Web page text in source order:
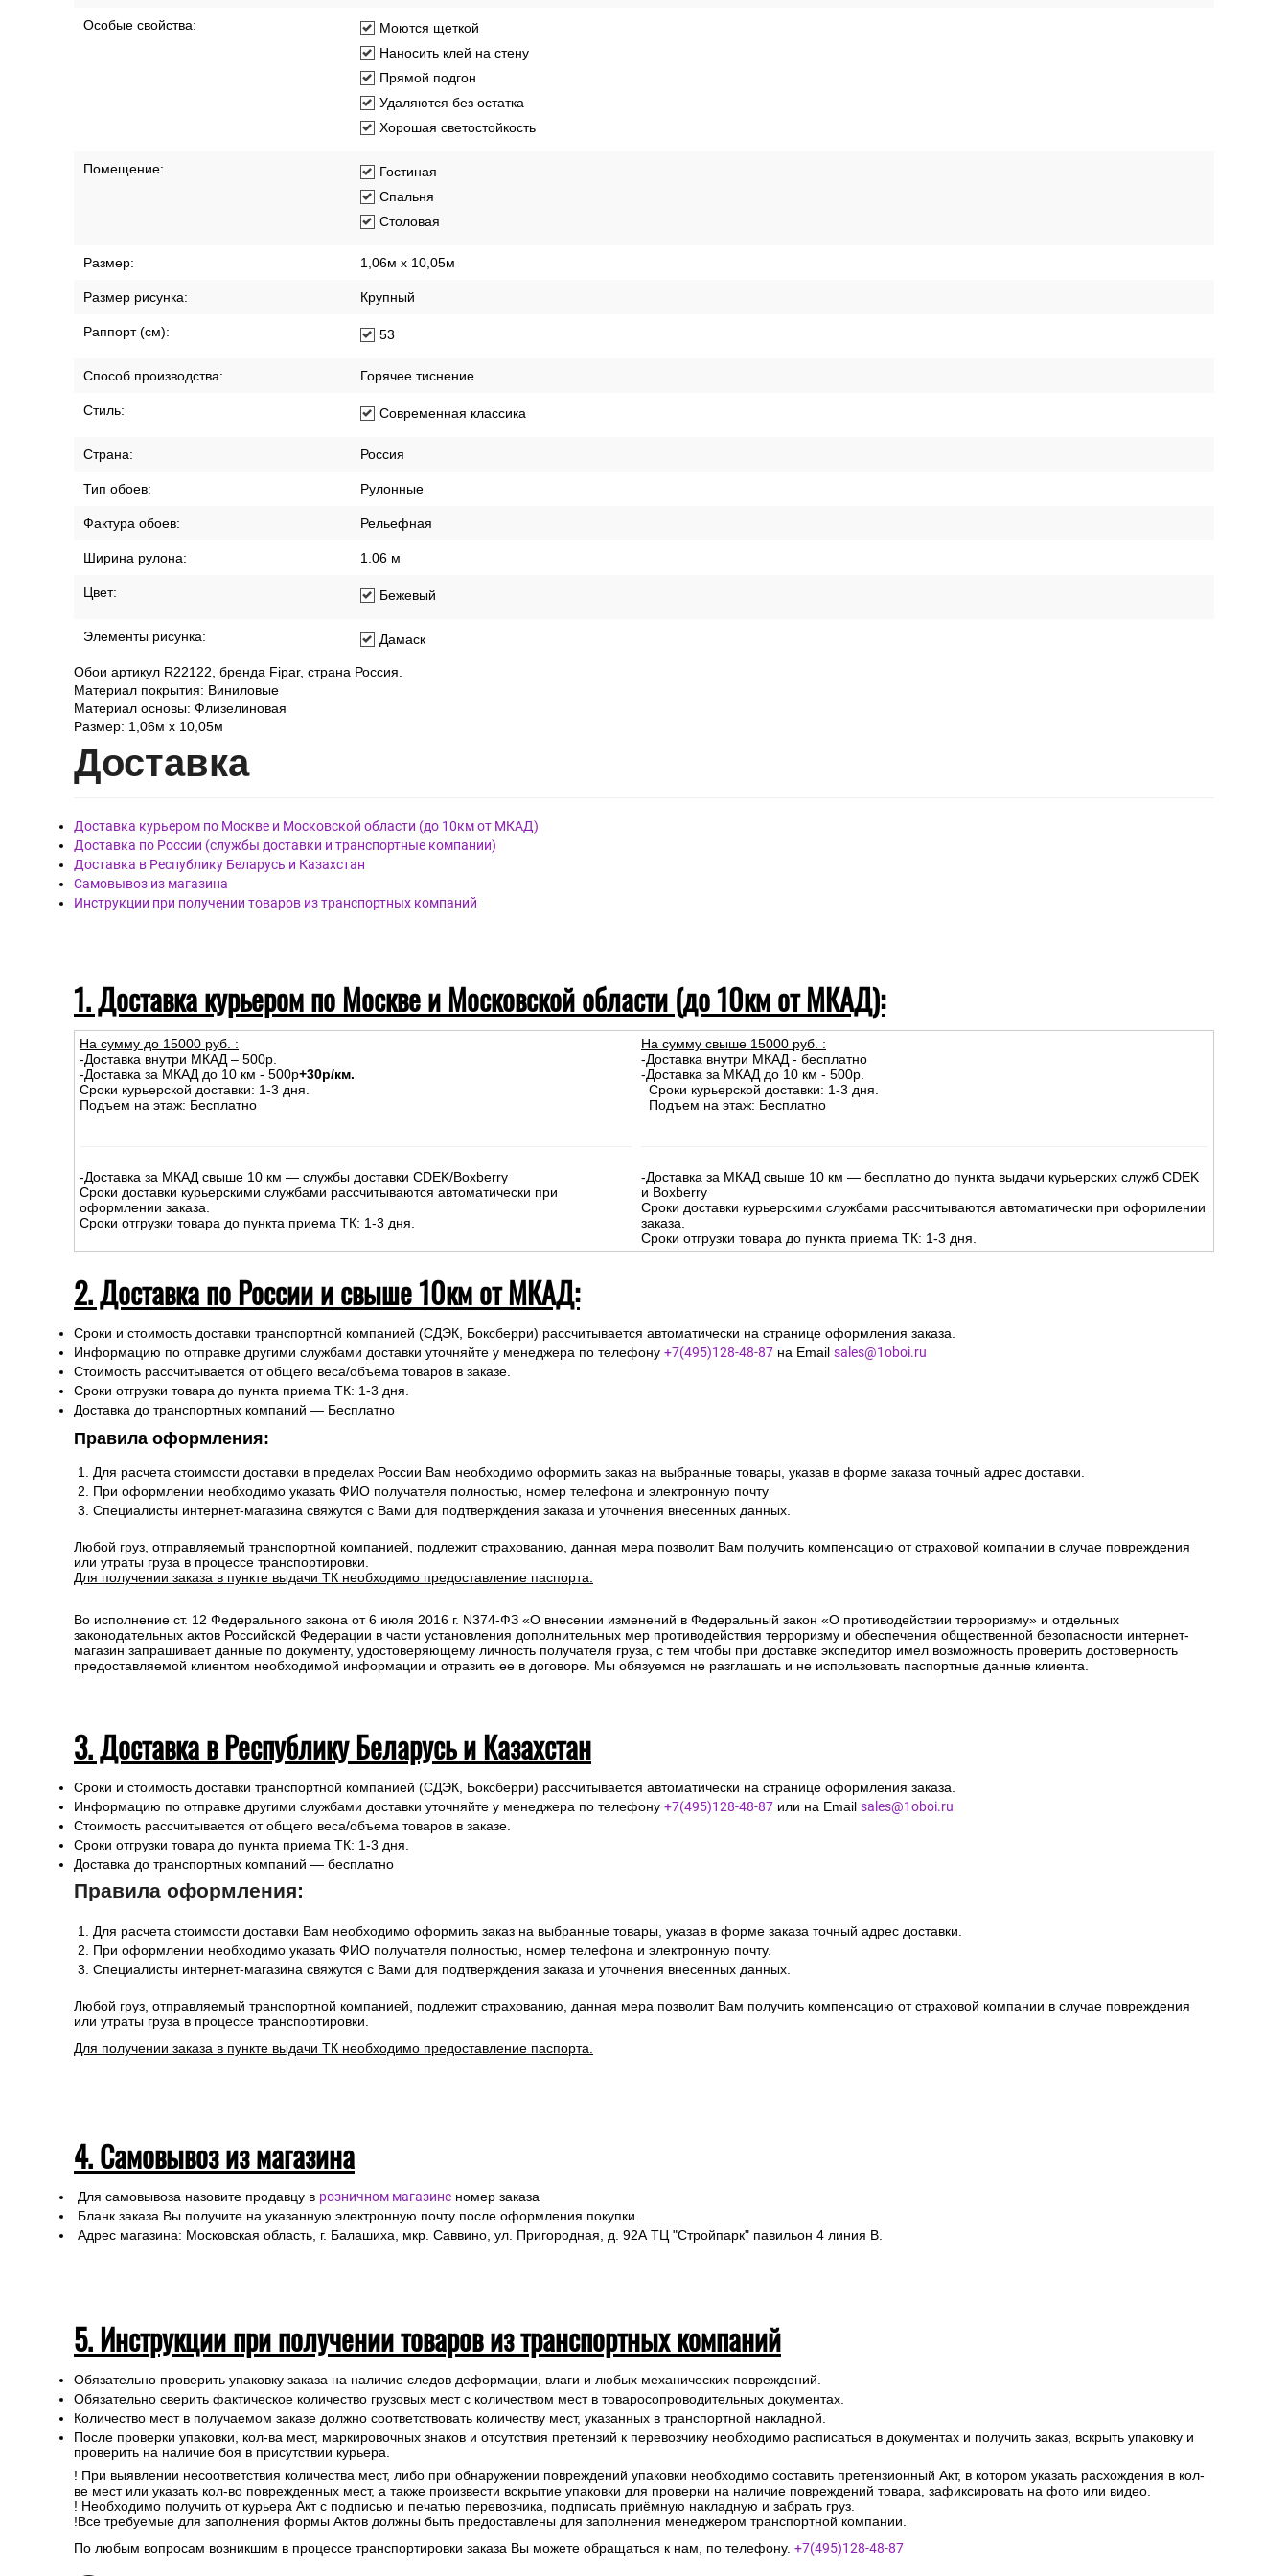
Особые свойства:
Моются щеткой
Наносить клей на стену
Прямой подгон
Удаляются без остатка
Хорошая светостойкость
Помещение:
Гостиная
Спальня
Столовая
Размер: 1,06м х 10,05м
Размер рисунка: Крупный
Раппорт (см): 53
Способ производства: Горячее тиснение
Стиль: Современная классика
Страна: Россия
Тип обоев: Рулонные
Фактура обоев: Рельефная
Ширина рулона: 1.06 м
Цвет: Бежевый
Элементы рисунка: Дамаск
Обои артикул R22122, бренда Fipar, страна Россия.
Материал покрытия: Виниловые
Материал основы: Флизелиновая
Размер: 1,06м х 10,05м
Доставка
Доставка курьером по Москве и Московской области (до 10км от МКАД)
Доставка по России (службы доставки и транспортные компании)
Доставка в Республику Беларусь и Казахстан
Самовывоз из магазина
Инструкции при получении товаров из транспортных компаний
1. Доставка курьером по Москве и Московской области (до 10км от МКАД):
На сумму до 15000 руб. :
-Доставка внутри МКАД – 500р.
-Доставка за МКАД до 10 км - 500р+30р/км.
Сроки курьерской доставки: 1-3 дня.
Подъем на этаж: Бесплатно
-Доставка за МКАД свыше 10 км — службы доставки CDEK/Boxberry
Сроки доставки курьерскими службами рассчитываются автоматически при
оформлении заказа.
Сроки отгрузки товара до пункта приема ТК: 1-3 дня.
На сумму свыше 15000 руб. :
-Доставка внутри МКАД - бесплатно
-Доставка за МКАД до 10 км - 500р.
Сроки курьерской доставки: 1-3 дня.
Подъем на этаж: Бесплатно
-Доставка за МКАД свыше 10 км — бесплатно до пункта выдачи курьерских служб CDEK
и Boxberry
Сроки доставки курьерскими службами рассчитываются автоматически при оформлении
заказа.
Сроки отгрузки товара до пункта приема ТК: 1-3 дня.
2. Доставка по России и свыше 10км от МКАД:
Сроки и стоимость доставки транспортной компанией (СДЭК, Боксберри) рассчитывается автоматически на странице оформления заказа.
Информацию по отправке другими службами доставки уточняйте у менеджера по телефону +7(495)128-48-87 на Email sales@1oboi.ru
Стоимость рассчитывается от общего веса/объема товаров в заказе.
Сроки отгрузки товара до пункта приема ТК: 1-3 дня.
Доставка до транспортных компаний — Бесплатно
Правила оформления:
Для расчета стоимости доставки в пределах России Вам необходимо оформить заказ на выбранные товары, указав в форме заказа точный адрес доставки.
При оформлении необходимо указать ФИО получателя полностью, номер телефона и электронную почту
Специалисты интернет-магазина свяжутся с Вами для подтверждения заказа и уточнения внесенных данных.
Любой груз, отправляемый транспортной компанией, подлежит страхованию, данная мера позволит Вам получить компенсацию от страховой компании в случае повреждения
или утраты груза в процессе транспортировки.
Для получении заказа в пункте выдачи ТК необходимо предоставление паспорта.
Во исполнение ст. 12 Федерального закона от 6 июля 2016 г. N374-ФЗ «О внесении изменений в Федеральный закон «О противодействии терроризму» и отдельных
законодательных актов Российской Федерации в части установления дополнительных мер противодействия терроризму и обеспечения общественной безопасности интернет-
магазин запрашивает данные по документу, удостоверяющему личность получателя груза, с тем чтобы при доставке экспедитор имел возможность проверить достоверность
предоставляемой клиентом необходимой информации и отразить ее в договоре. Мы обязуемся не разглашать и не использовать паспортные данные клиента.
3. Доставка в Республику Беларусь и Казахстан
Сроки и стоимость доставки транспортной компанией (СДЭК, Боксберри) рассчитывается автоматически на странице оформления заказа.
Информацию по отправке другими службами доставки уточняйте у менеджера по телефону +7(495)128-48-87 или на Email sales@1oboi.ru
Стоимость рассчитывается от общего веса/объема товаров в заказе.
Сроки отгрузки товара до пункта приема ТК: 1-3 дня.
Доставка до транспортных компаний — бесплатно
Правила оформления:
Для расчета стоимости доставки Вам необходимо оформить заказ на выбранные товары, указав в форме заказа точный адрес доставки.
При оформлении необходимо указать ФИО получателя полностью, номер телефона и электронную почту.
Специалисты интернет-магазина свяжутся с Вами для подтверждения заказа и уточнения внесенных данных.
Любой груз, отправляемый транспортной компанией, подлежит страхованию, данная мера позволит Вам получить компенсацию от страховой компании в случае повреждения
или утраты груза в процессе транспортировки.
Для получении заказа в пункте выдачи ТК необходимо предоставление паспорта.
4. Самовывоз из магазина
Для самовывоза назовите продавцу в розничном магазине номер заказа
Бланк заказа Вы получите на указанную электронную почту после оформления покупки.
Адрес магазина: Московская область, г. Балашиха, мкр. Саввино, ул. Пригородная, д. 92А ТЦ "Стройпарк" павильон 4 линия В.
5. Инструкции при получении товаров из транспортных компаний
Обязательно проверить упаковку заказа на наличие следов деформации, влаги и любых механических повреждений.
Обязательно сверить фактическое количество грузовых мест с количеством мест в товаросопроводительных документах.
Количество мест в получаемом заказе должно соответствовать количеству мест, указанных в транспортной накладной.
После проверки упаковки, кол-ва мест, маркировочных знаков и отсутствия претензий к перевозчику необходимо расписаться в документах и получить заказ, вскрыть упаковку и
проверить на наличие боя в присутствии курьера.
! При выявлении несоответствия количества мест, либо при обнаружении повреждений упаковки необходимо составить претензионный Акт, в котором указать расхождения в кол-
ве мест или указать кол-во поврежденных мест, а также произвести вскрытие упаковки для проверки на наличие повреждений товара, зафиксировать на фото или видео.
! Необходимо получить от курьера Акт с подписью и печатью перевозчика, подписать приёмную накладную и забрать груз.
!Все требуемые для заполнения формы Актов должны быть предоставлены для заполнения менеджером транспортной компании.
По любым вопросам возникшим в процессе транспортировки заказа Вы можете обращаться к нам, по телефону. +7(495)128-48-87